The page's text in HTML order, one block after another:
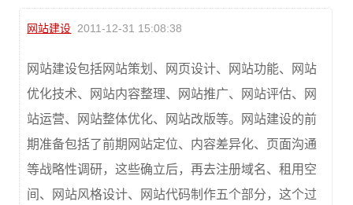
网站建设 2011-12-31 15:08:38
网站建设包括网站策划、网页设计、网站功能、网站
优化技术、网站内容整理、网站推广、网站评估、网
站运营、网站整体优化、网站改版等。网站建设的前
期准备包括了前期网站定位、内容差异化、页面沟通
等战略性调研，这些确立后，再去注册域名、租用空
间、网站风格设计、网站代码制作五个部分，这个过